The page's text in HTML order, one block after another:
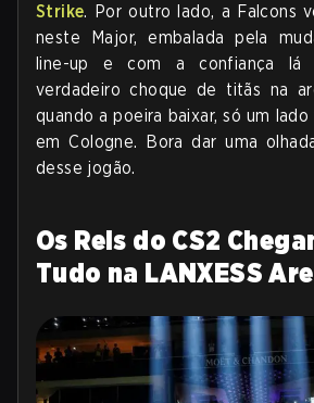
Strike. Por outro lado, a Falcons
neste Major, embalada pela
line-up e com a confiança
verdadeiro choque de titãs na
quando a poeira baixar, só um
em Cologne. Bora dar uma
desse jogão.
Os Reis do CS2
Tudo na LANXESS